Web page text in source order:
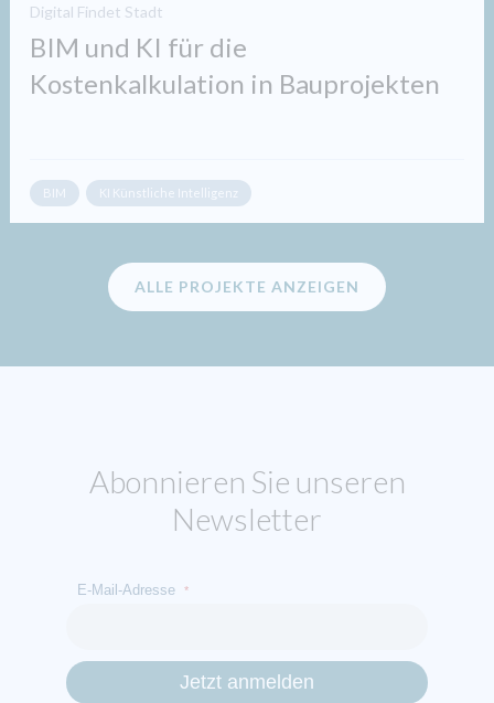
Digital Findet Stadt
BIM und KI für die
Kostenkalkulation in Bauprojekten​
BIM KI Künstliche Intelligenz
ALLE PROJEKTE ANZEIGEN
Abonnieren Sie unseren
Newsletter
E-Mail-Adresse *